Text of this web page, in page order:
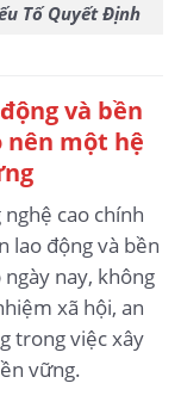
Tố Quyết Định
và bền
nên một hệ
cao chính
lao động và bền
nay, không
xã hội, an
trong việc xây
vững.